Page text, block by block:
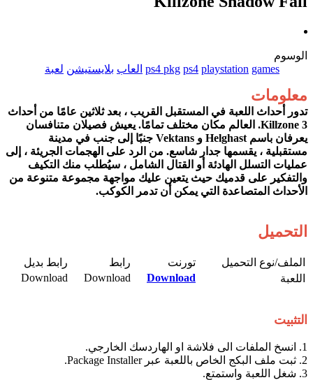
الوسوم
games
playstation
ps4
ps4 pkg العاب بلايستيشن لعبة
معلومات
تدور أحداث اللعبة في المستقبل القريب ، بعد ثلاثين عامًا من أحداث
Killzone 3. العالم مكان مختلف تمامًا. يعيش فصيلان متنافسان
يعرفان باسم Helghast و Vektans جنبًا إلى جنب في مدينة
مستقبلية ، يقسمها جدار شاسع. من الرد على الهجمات الجريئة ، إلى
عمليات التسلل الهادئة أو القتال الشامل ، سيُطلب منك التكيف
والتفكير على قدميك حيث يتعين عليك مواجهة مجموعة متنوعة من
الأحداث المتصاعدة التي يمكن أن تدمر الكوكب.
التحميل
الملف/نوع التحميل​ تورنت​ رابط​
رابط بديل​
اللعبة​
Download
Download​
Download​
التثبيت
1. انسخ الملفات الى فلاشة او الهاردسك الخارجي.
2. ثبت ملف البكج الخاص باللعبة عبر Package Installer.
3. شغل اللعبة واستمتع.